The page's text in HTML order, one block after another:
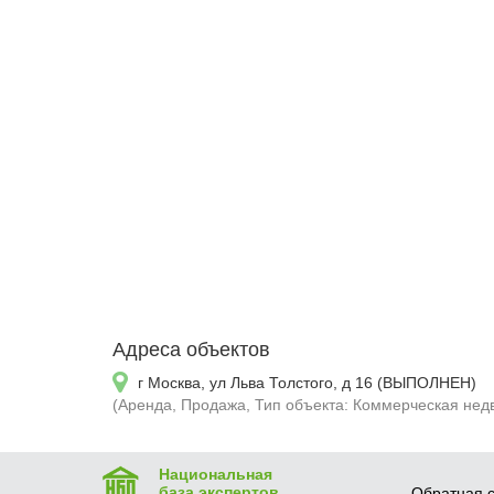
Адреса объектов
г Москва, ул Льва Толстого, д 16 (ВЫПОЛНЕН)
(Аренда, Продажа, Тип объекта: Коммерческая
Национальная